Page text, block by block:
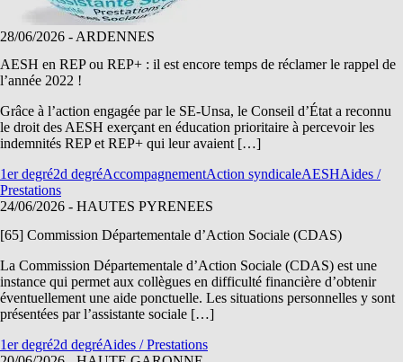
28/06/2026 - ARDENNES
AESH en REP ou REP+ : il est encore temps de réclamer le rappel de
l’année 2022 !
Grâce à l’action engagée par le SE-Unsa, le Conseil d’État a reconnu
le droit des AESH exerçant en éducation prioritaire à percevoir les
indemnités REP et REP+ qui leur avaient […]
1er degré2d degréAccompagnementAction syndicaleAESHAides /
Prestations
24/06/2026 - HAUTES PYRENEES
[65] Commission Départementale d’Action Sociale (CDAS)
La Commission Départementale d’Action Sociale (CDAS) est une
instance qui permet aux collègues en difficulté financière d’obtenir
éventuellement une aide ponctuelle. Les situations personnelles y sont
présentées par l’assistante sociale […]
1er degré2d degréAides / Prestations